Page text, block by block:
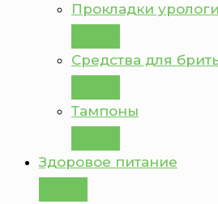
Прокладки
Средства для
Тампоны
Здоровое питание